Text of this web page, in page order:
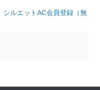
シルエットAC会員登録（無